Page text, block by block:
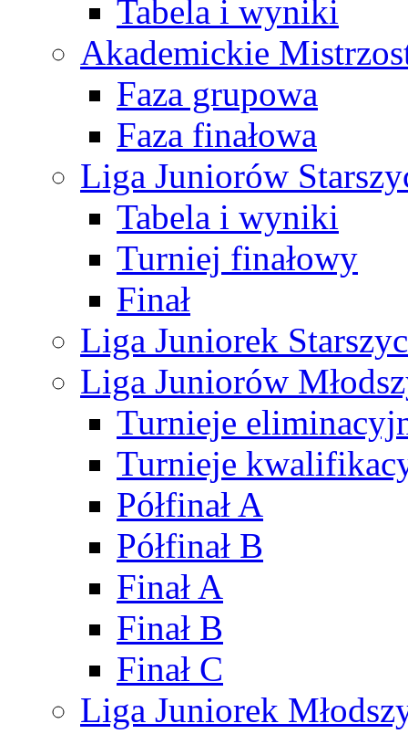
Tabela i wyniki
Akademickie
Faza grupowa
Faza finałowa
Liga Juniorów
Tabela i wyniki
Turniej finałowy
Finał
Liga Juniorek
Liga Juniorów
Turnieje
Turnieje
Półfinał A
Półfinał B
Finał A
Finał B
Finał C
Liga Juniorek